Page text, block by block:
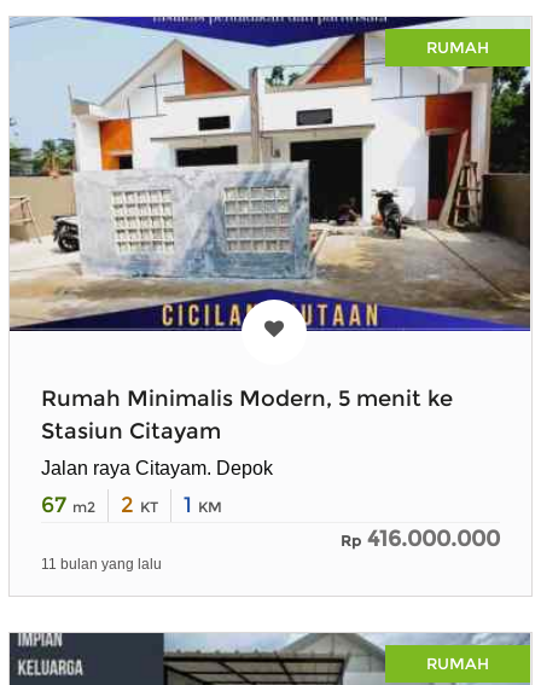
RUMAH
Rumah Minimalis Modern, 5 menit ke
Stasiun Citayam
Jalan raya Citayam. Depok
67 m2 2 KT 1 KM
Rp 416.000.000
11 bulan yang lalu
RUMAH